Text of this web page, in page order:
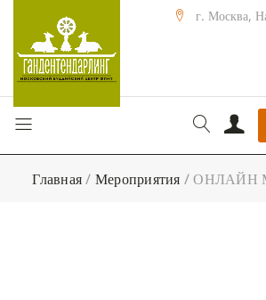
г. Москва,
Главная/ Мероприятия /ОНЛАЙН